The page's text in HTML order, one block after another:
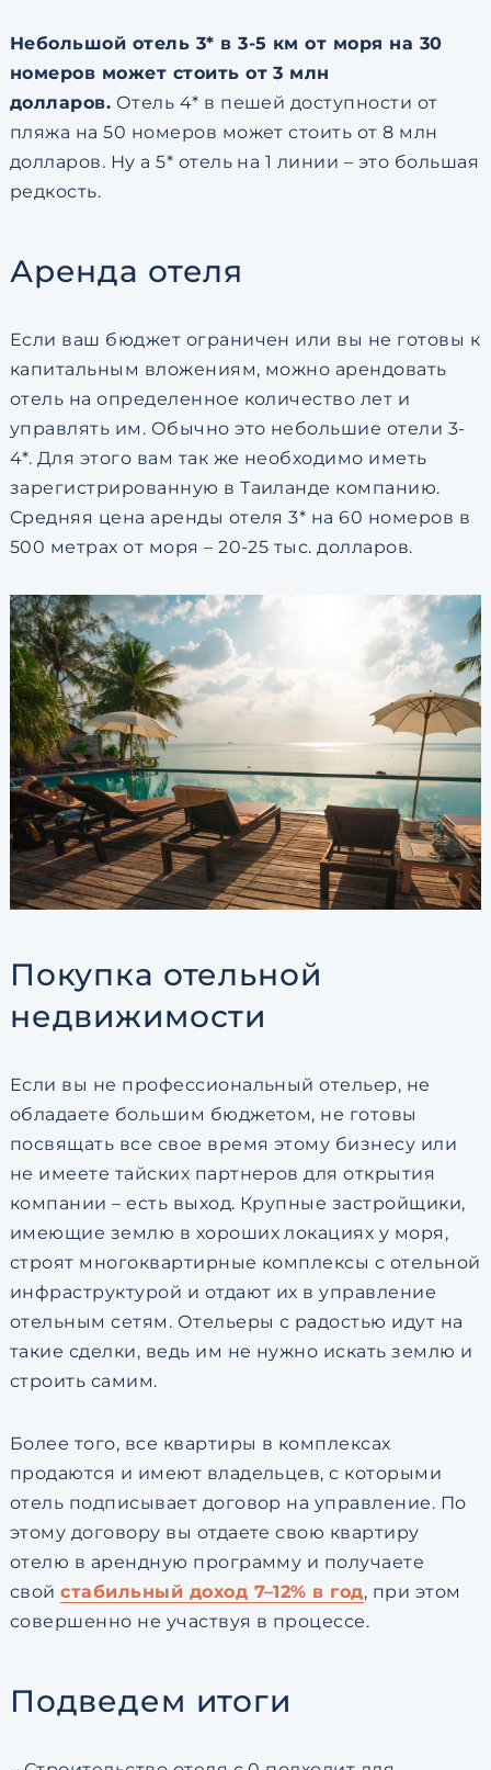
Небольшой отель 3* в 3-5 км от моря на 30
номеров может стоить от 3 млн
долларов. Отель 4* в пешей доступности от
пляжа на 50 номеров может стоить от 8 млн
долларов. Ну а 5* отель на 1 линии – это большая
редкость.
Аренда отеля
Если ваш бюджет ограничен или вы не готовы к
капитальным вложениям, можно арендовать
отель на определенное количество лет и
управлять им. Обычно это небольшие отели 3-
4*. Для этого вам так же необходимо иметь
зарегистрированную в Таиланде компанию.
Средняя цена аренды отеля 3* на 60 номеров в
500 метрах от моря – 20-25 тыс. долларов.
Покупка отельной
недвижимости
Если вы не профессиональный отельер, не
обладаете большим бюджетом, не готовы
посвящать все свое время этому бизнесу или
не имеете тайских партнеров для открытия
компании – есть выход. Крупные застройщики,
имеющие землю в хороших локациях у моря,
строят многоквартирные комплексы с отельной
инфраструктурой и отдают их в управление
отельным сетям. Отельеры с радостью идут на
такие сделки, ведь им не нужно искать землю и
строить самим.
Более того, все квартиры в комплексах
продаются и имеют владельцев, с которыми
отель подписывает договор на управление. По
этому договору вы отдаете свою квартиру
отелю в арендную программу и получаете
свойстабильный доход 7–12% в год, при этом
совершенно не участвуя в процессе.
Подведем итоги